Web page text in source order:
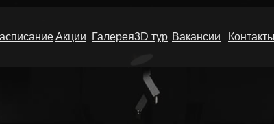
Акции Галерея3D тур Вакансии Контакты